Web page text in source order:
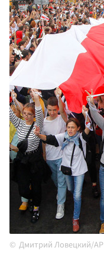
Дмитрий Ловецкий/AP